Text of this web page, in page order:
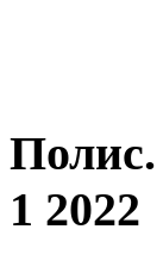
Полис.
1 2022